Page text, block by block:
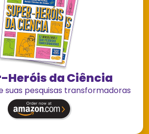
Heróis da Ciência
suas pesquisas transformadoras